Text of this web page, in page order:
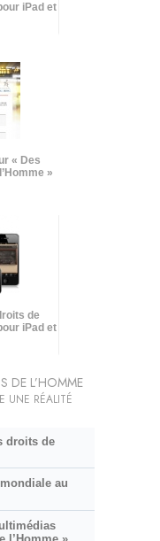
iPad et
« Des
»
de
iPad et
DE L’HOMME
UNE RÉALITÉ
droits de
au